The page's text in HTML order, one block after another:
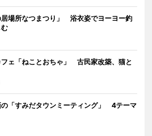
場所なつまつり」 浴衣姿でヨーヨー釣
フェ「ねことおちゃ」 古民家改築、猫と
の「すみだタウンミーティング」 4テーマ